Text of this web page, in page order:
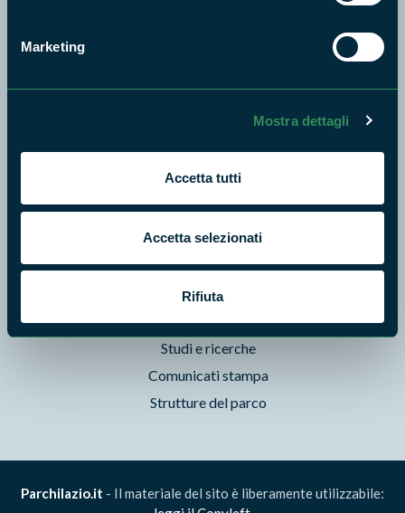
Marketing
Mostra dettagli
Accetta tutti
Accetta selezionati
Rifiuta
Foto e Video
Pubblicazioni
Prodotti Natura in Campo
Aziende Natura in Campo
Programmi e progetti
Cartografie
Avvisi e bandi
Studi e ricerche
Comunicati stampa
Strutture del parco
Parchilazio.it - Il materiale del sito è liberamente utilizzabile: